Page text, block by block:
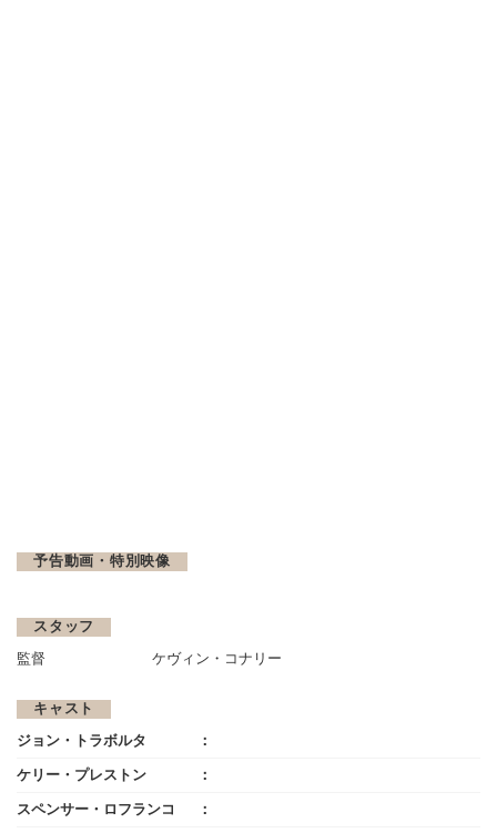
予告動画・特別映像
スタッフ
監督 ケヴィン・コナリー
キャスト
ジョン・トラボルタ
ケリー・プレストン
スペンサー・ロフランコ